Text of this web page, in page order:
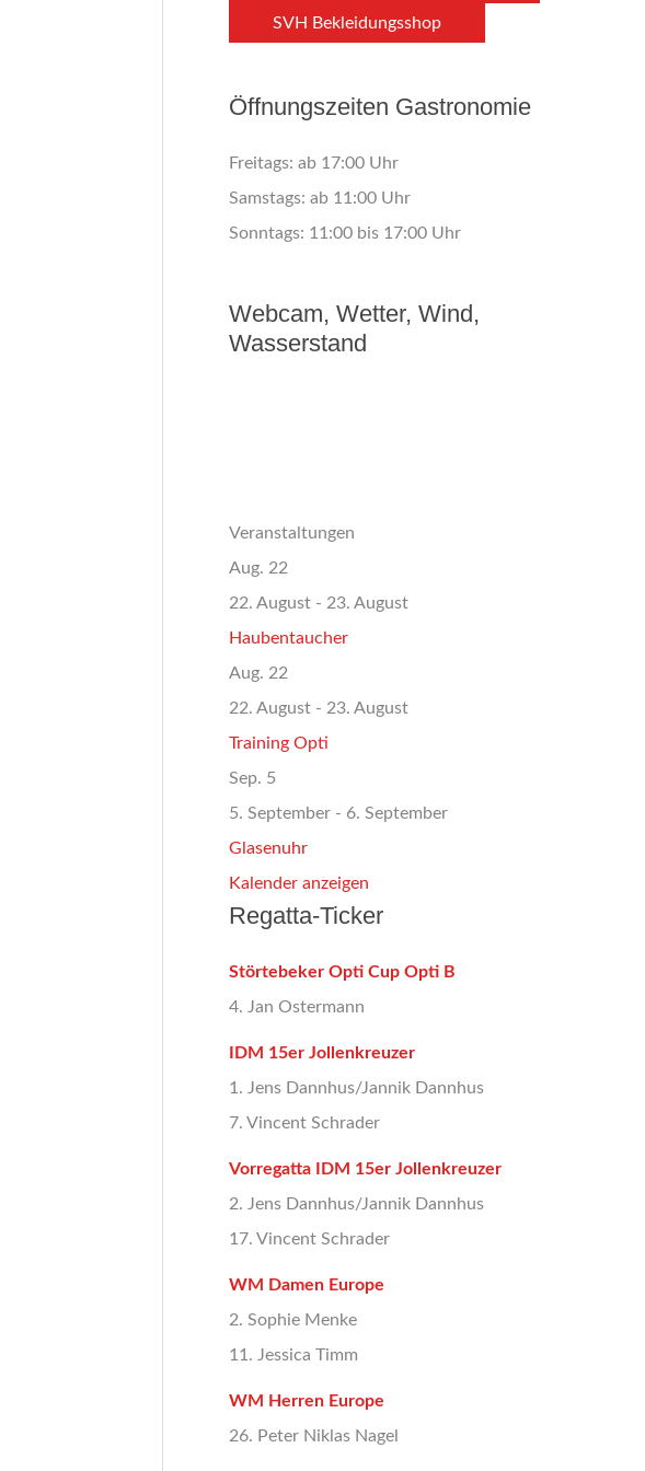
SVH Bekleidungsshop
Öffnungszeiten Gastronomie
Freitags: ab 17:00 Uhr
Samstags: ab 11:00 Uhr
Sonntags: 11:00 bis 17:00 Uhr
Webcam, Wetter, Wind,
Wasserstand
Veranstaltungen
Aug. 22
22. August - 23. August
Haubentaucher
Aug. 22
22. August - 23. August
Training Opti
Sep. 5
5. September - 6. September
Glasenuhr
Kalender anzeigen
Regatta-Ticker
Störtebeker Opti Cup Opti B
4. Jan Ostermann
IDM 15er Jollenkreuzer
1. Jens Dannhus/Jannik Dannhus
7. Vincent Schrader
Vorregatta IDM 15er Jollenkreuzer
2. Jens Dannhus/Jannik Dannhus
17. Vincent Schrader
WM Damen Europe
2. Sophie Menke
11. Jessica Timm
WM Herren Europe
26. Peter Niklas Nagel